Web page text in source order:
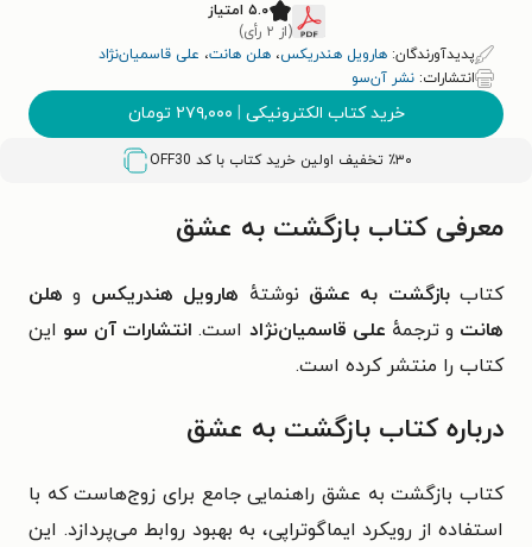
۵.۰ امتیاز
(از ۲ رأی)
پدیدآورندگان: هارویل هندریکس، هلن هانت، علی قاسمیان‌نژاد
انتشارات: نشر آن‌سو
خرید کتاب الکترونیکی | ۲۷۹,۰۰۰ تومان
٪۳۰ تخفیف اولین خرید کتاب با کد OFF30
معرفی کتاب بازگشت به عشق
کتاببازگشت به عشق نوشتهٔ هارویل هندریکس و هلن
هانت و ترجمهٔ علی قاسمیان‌نژاد است. انتشارات آن سو این
کتاب را منتشر کرده است.
درباره کتاب بازگشت به عشق
کتاب بازگشت به عشق راهنمایی جامع برای زوج‌هاست که با
استفاده از رویکرد ایماگوتراپی، به بهبود روابط می‌پردازد. این